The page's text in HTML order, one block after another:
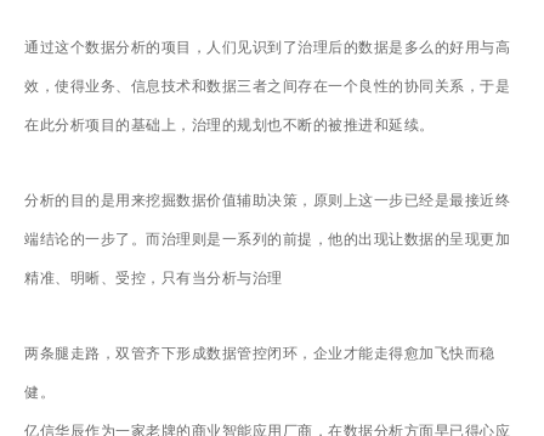
通过这个数据分析的项目，人们见识到了治理后的数据是多么的好用与高
效，使得业务、信息技术和数据三者之间存在一个良性的协同关系，于是
在此分析项目的基础上，治理的规划也不断的被推进和延续。
分析的目的是用来挖掘数据价值辅助决策，原则上这一步已经是最接近终
端结论的一步了。而治理则是一系列的前提，他的出现让数据的呈现更加
精准、明晰、受控，只有当分析与治理
两条腿走路，双管齐下形成数据管控闭环，企业才能走得愈加飞快而稳
健。
亿信华辰作为一家老牌的商业智能应用厂商，在数据分析方面早已得心应